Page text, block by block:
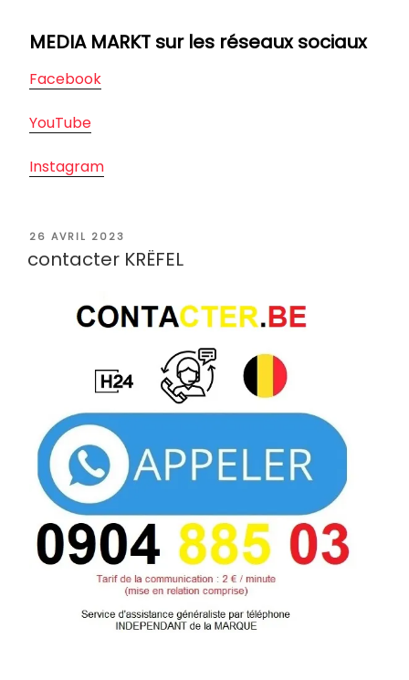
MEDIA MARKT sur les réseaux sociaux
Facebook
YouTube
Instagram
PUBLIÉ
26 AVRIL 2023
contacter KRËFEL